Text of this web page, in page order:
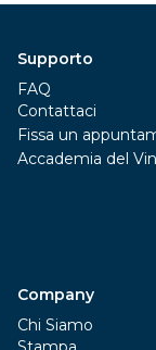
Supporto
FAQ
Contattaci
Fissa un
Accademia del
Company
Chi Siamo